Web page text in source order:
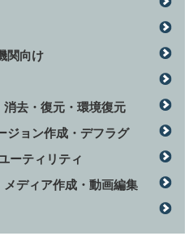
関向け
去・復元・環境復元
ジョン作成・デフラグ
ーティリティ
ディア作成・動画編集